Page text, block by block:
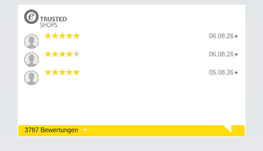
06.08.26 ▼
06.08.26 ▼
05.08.26 ▼
3787 Bewertungen